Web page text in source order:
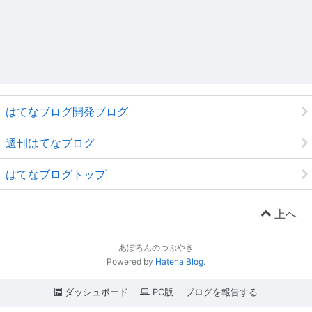
はてなブログ開発ブログ
週刊はてなブログ
はてなブログトップ
上へ
あぽろんのつぶやき
Powered by Hatena Blog.
ダッシュボード PC版 ブログを報告する